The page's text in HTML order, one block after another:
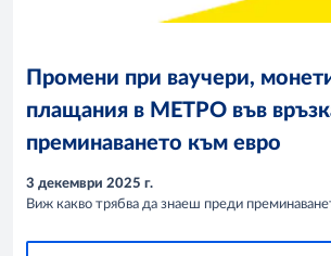
Промени при ваучери,
плащания в МЕТРО във
преминаването към евро
3 декември 2025 г.
Виж какво трябва да знаеш преди